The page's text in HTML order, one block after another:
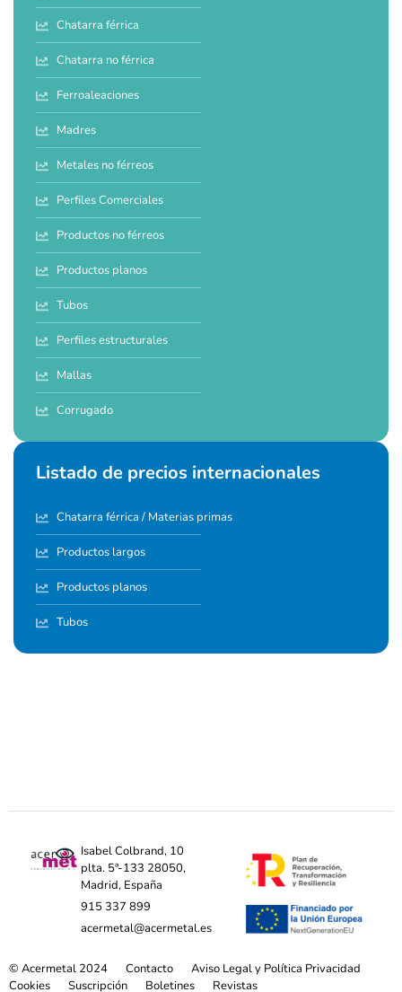
Chatarra férrica
Chatarra no férrica
Ferroaleaciones
Madres
Metales no férreos
Perfiles Comerciales
Productos no férreos
Productos planos
Tubos
Perfiles estructurales
Mallas
Corrugado
Listado de precios internacionales
Chatarra férrica / Materias primas
Productos largos
Productos planos
Tubos
Isabel Colbrand, 10
plta. 5ª-133 28050,
Madrid, España
915 337 899
acermetal@acermetal.es
© Acermetal 2024 Contacto
Aviso Legal y Política Privacidad
Cookies
Suscripción Boletines Revistas